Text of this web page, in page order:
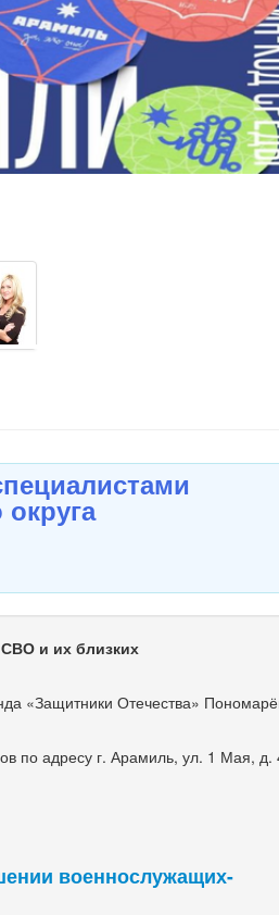
СВО и их близких
«Защитники Отечества»
по адресу г. Арамиль, ул. 1 Мая, д.
военнослужащих-